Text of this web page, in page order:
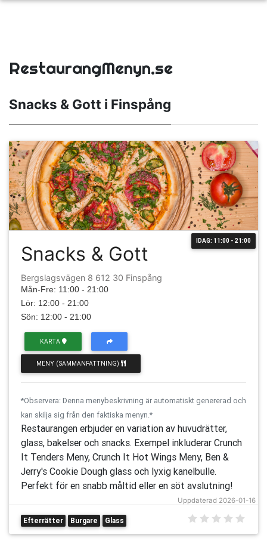
RestaurangMenyn.se
Snacks & Gott i Finspång
IDAG: 11:00 - 21:00
Snacks & Gott
Bergslagsvägen 8 612 30 Finspång
Mån-Fre: 11:00 - 21:00
Lör: 12:00 - 21:00
Sön: 12:00 - 21:00
Uppdaterad 2026-01-16
KARTA
MENY (SAMMANFATTNING)
*Observera: Denna menybeskrivning är automatiskt genererad och
kan skilja sig från den faktiska menyn.*
Restaurangen erbjuder en variation av huvudrätter,
glass, bakelser och snacks. Exempel inkluderar Crunch
It Tenders Meny, Crunch It Hot Wings Meny, Ben &
Jerry's Cookie Dough glass och lyxig kanelbulle.
Perfekt för en snabb måltid eller en söt avslutning!
Efterrätter Burgare Glass